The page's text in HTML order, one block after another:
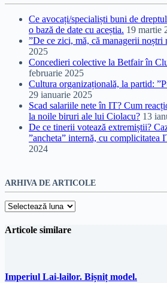
Ce avocați/specialiști buni de
o bază de date cu aceștia. 19 martie
”De ce zici, mă, că managerii noștri
2025
Concedieri colective la Betfair în
februarie 2025
Cultura organizațională, la partid:
29 ianuarie 2025
Scad salariile nete în IT? Cum
la noile biruri ale lui Ciolacu? 13
De ce tinerii votează extremiștii?
”ancheta” internă, cu complicitatea
2024
ARHIVA DE ARTICOLE
Arhiva
articole
Articole similare
Imperiul Lai-lailor. Bișniț model.